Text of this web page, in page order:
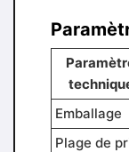
Emballage
Plage de